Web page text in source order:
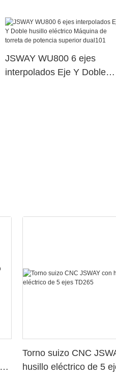
JSWAY WU800 6 ejes
interpolados Eje Y Doble
Torno suizo CNC
husillo eléctrico de 5